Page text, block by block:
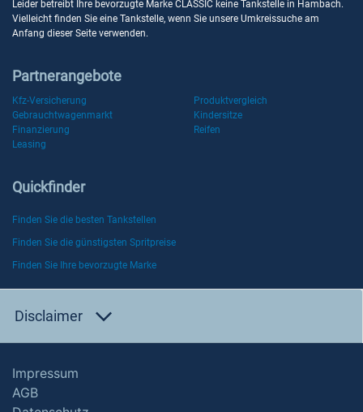
Leider betreibt Ihre bevorzugte Marke CLASSIC keine Tankstelle in Hambach.
Vielleicht finden Sie eine Tankstelle, wenn Sie unsere Umkreissuche am
Anfang dieser Seite verwenden.
Partnerangebote
Kfz-Versicherung
Produktvergleich
Gebrauchtwagenmarkt
Kindersitze
Finanzierung
Reifen
Leasing
Quickfinder
Finden Sie die besten Tankstellen
Finden Sie die günstigsten Spritpreise
Finden Sie Ihre bevorzugte Marke
Disclaimer
Impressum
AGB